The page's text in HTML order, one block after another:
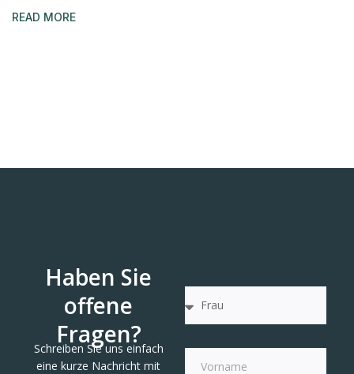
READ MORE
Haben Sie
offene
Fragen?
Schreiben Sie uns einfach
eine kurze Nachricht mit